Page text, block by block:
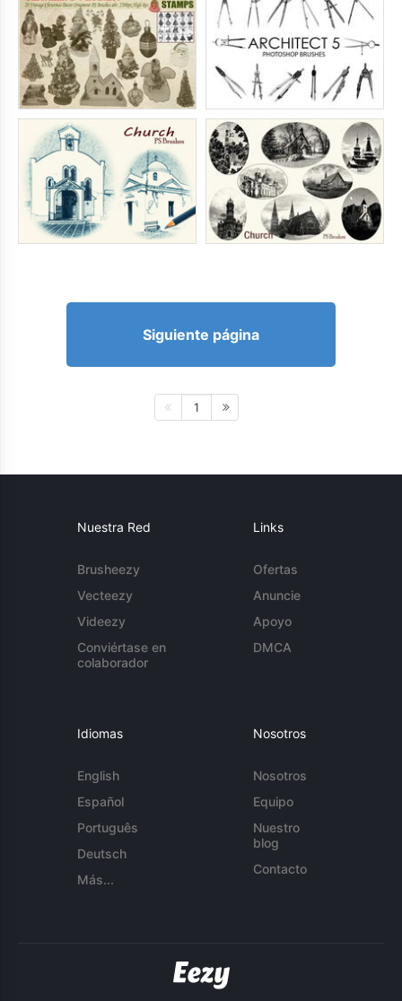
Siguiente página
1
Nuestra Red
Brusheezy
Vecteezy
Videezy
Conviértase en
colaborador
Links
Ofertas
Anuncie
Apoyo
DMCA
Idiomas
English
Español
Português
Deutsch
Más...
Nosotros
Nosotros
Equipo
Nuestro
blog
Contacto